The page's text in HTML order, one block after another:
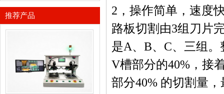
推荐产品
2， 操作简单，速度
路板切割由3组刀片
是A、 B、 C、三组
V槽部分的40% ，接
部分40% 的切割量，